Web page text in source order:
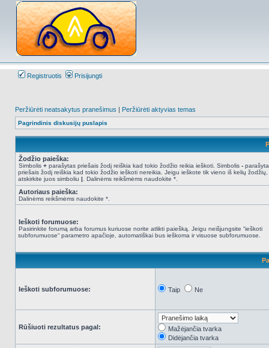
Registruotis Prisijungti
Peržiūrėti neatsakytus pranešimus | Peržiūrėti aktyvias temas
Pagrindinis diskusijų puslapis
Žodžio paieška:
Simbolis + parašytas priešais žodį reiškia kad tokio žodžio reikia ieškoti. Simbolis -
priešais žodį reiškia kad tokio žodžio ieškoti nereikia. Jeigu ieškote tik vieno iš kelių žodžių,
atskirkite juos simboliu | . Dalinėms reikšmėms naudokite *.
Autoriaus paieška:
Dalinėms reikšmėms naudokite *.
Ieškoti forumuose:
Pasirinkite forumą arba forumus kuriuose norite atlikti paiešką. Jeigu neišjungsite “ieškoti
subforumuose“ parametro apačioje, automatiškai bus ieškoma ir visuose subforumuose.
Ieškoti subforumuose: Taip Ne
Rūšiuoti rezultatus pagal:
Mažėjančia tvarka
Didėjančia tvarka